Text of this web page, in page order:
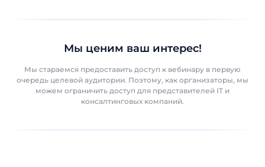
Мы ценим ваш интерес!
Мы стараемся предоставить доступ к вебинару в первую
очередь целевой аудитории. Поэтому, как организаторы, мы
можем ограничить доступ для представителей IT и
консалтинговых компаний.